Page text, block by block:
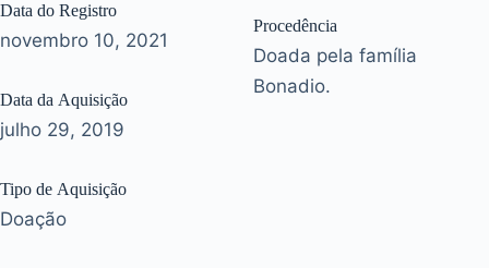
Data do Registro
novembro 10, 2021
Data da Aquisição
julho 29, 2019
Tipo de Aquisição
Doação
Procedência
Doada pela família
Bonadio.